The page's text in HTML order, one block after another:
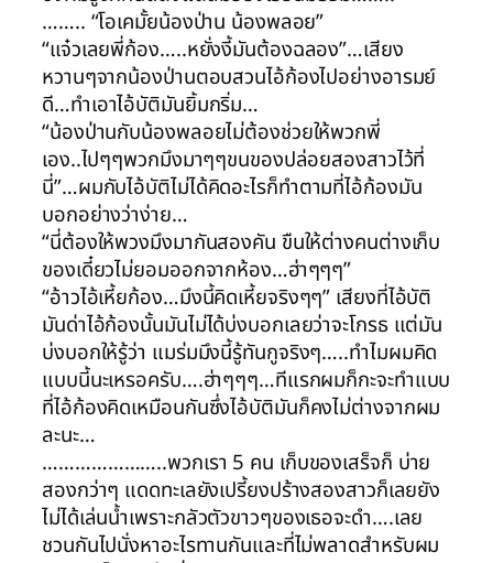
…….. “โอเคมั้ยน้องป่าน น้องพลอย”
“แจ๋วเลยพี่ก้อง…..หยั่งงี้มันต้องฉลอง”…เสียง
หวานๆจากน้องป่านตอบสวนไอ้ก้องไปอย่างอารมย์
ดี…ทำเอาไอ้บัติมันยิ้มกริ่ม…
“น้องป่านกับน้องพลอยไม่ต้องช่วยให้พวกพี่
เอง..ไปๆๆพวกมึงมาๆๆขนของปล่อยสองสาวไว้ที่
นี่”…ผมกับไอ้บัติไม่ได้คิดอะไรก็ทำตามที่ไอ้ก้องมัน
บอกอย่างว่าง่าย…
“นี่ต้องให้พวงมึงมากันสองคัน ขืนให้ต่างคนต่างเก็บ
ของเดี๋ยวไม่ยอมออกจากห้อง…ฮ่าๆๆๆ”
“อ้าวไอ้เหี้ยก้อง…มึงนี้คิดเหี้ยจริงๆๆ” เสียงที่ไอ้บัติ
มันด่าไอ้ก้องนั้นมันไม่ได้บ่งบอกเลยว่าจะโกรธ แต่มัน
บ่งบอกให้รู้ว่า แมร่มมึงนี้รู้ทันกูจริงๆ…..ทำไมผมคิด
แบบนี้นะเหรอครับ….ฮ่าๆๆๆ…ทีแรกผมก็กะจะทำแบบ
ที่ไอ้ก้องคิดเหมือนกันซึ่งไอ้บัติมันก็คงไม่ต่างจากผม
ละนะ…
…………………..พวกเรา 5 คน เก็บของเสร็จก็ บ่าย
สองกว่าๆ แดดทะเลยังเปรี้ยงปร้างสองสาวก็เลยยัง
ไม่ได้เล่นน้ำเพราะกลัวตัวขาวๆของเธอจะดำ….เลย
ชวนกันไปนั่งหาอะไรทานกันและที่ไม่พลาดสำหรับผม